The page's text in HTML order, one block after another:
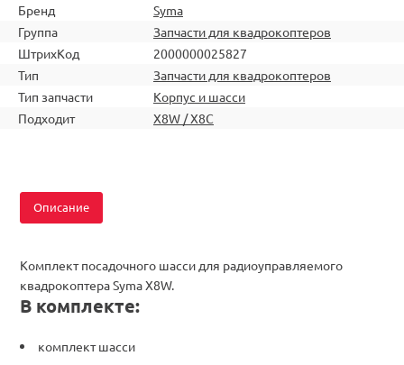
Бренд
Syma
Группа
Запчасти для квадрокоптеров
ШтрихКод
2000000025827
Тип
Запчасти для квадрокоптеров
Тип запчасти
Корпус и шасси
Подходит
X8W / X8C
Описание
Комплект посадочного шасси для радиоуправляемого
квадрокоптера Syma X8W.
В комплекте:
комплект шасси